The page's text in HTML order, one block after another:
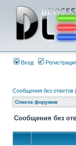
Вход
Сообщения без ответов |
Список форумов
Сообщения без